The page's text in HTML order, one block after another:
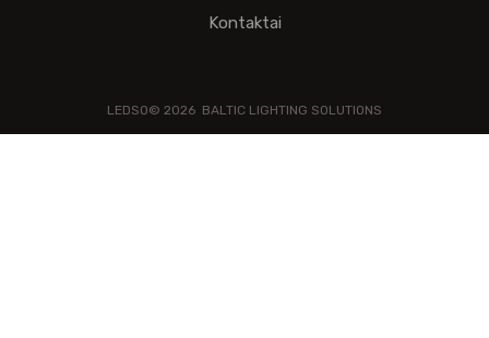
Kontaktai
LEDSO© 2026 BALTIC LIGHTING SOLUTIONS